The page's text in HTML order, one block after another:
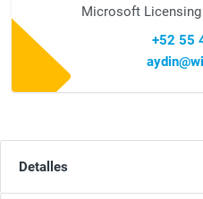
Microsoft
+52 55
Detalles